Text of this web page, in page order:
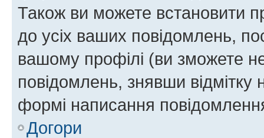
Також ви можете встановити
до усіх ваших повідомлень,
вашому профілі (ви зможете
повідомлень, знявши відмітку
формі написання
Догори